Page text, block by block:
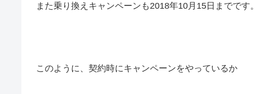
また乗り換えキャンペーンも2018年10月15日までです。
このように、契約時にキャンペーンをやっているか